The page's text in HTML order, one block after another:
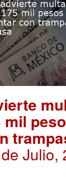
mil
Julio,